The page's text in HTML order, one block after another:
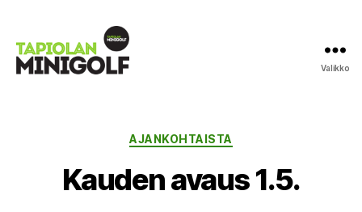
Valikko
Kategoriat
AJANKOHTAISTA
Kauden avaus 1.5.